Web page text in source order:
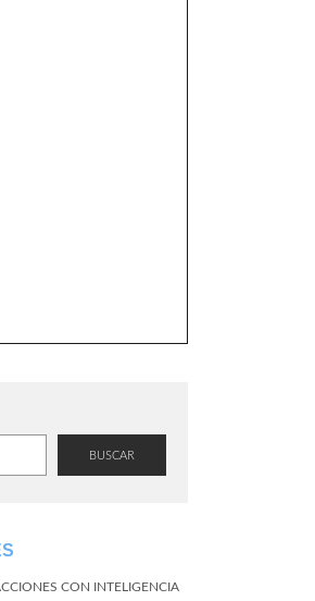
BUSCAR
CON INTELIGENCIA